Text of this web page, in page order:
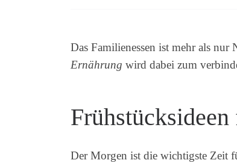
Das Familienessen ist mehr als
Ernährung wird dabei zum
Der Morgen ist die wichtigste Zeit